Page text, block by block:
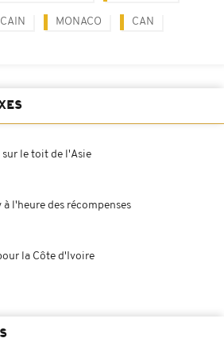
MONACO CAN
sur le toit de l'Asie
l'heure des récompenses
la Côte d'Ivoire